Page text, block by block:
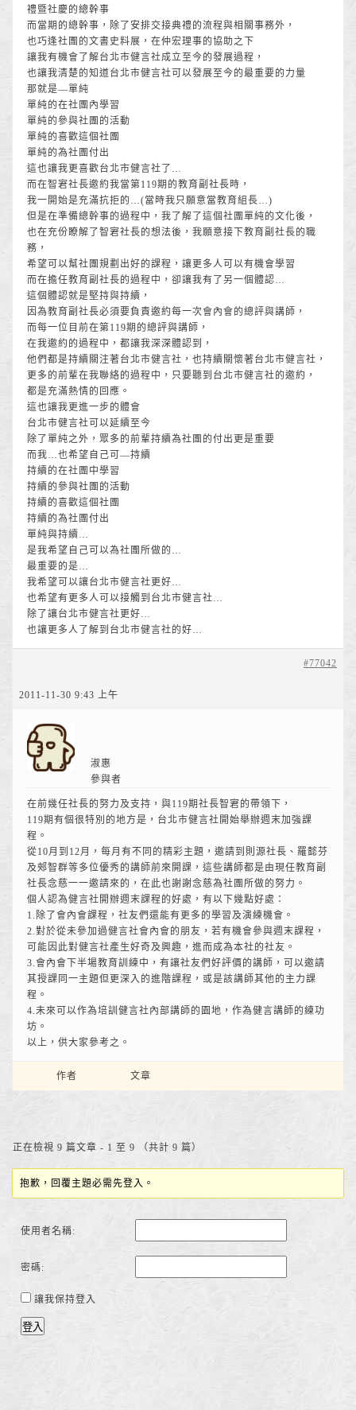
禮暨社慶的總幹事
而當期的總幹事，除了安排交接典禮的流程與相關事務外，
也巧逢社團的文書史料展，在仲宏理事的協助之下
讓我有機會了解台北市健言社成立至今的發展過程，
也讓我清楚的知道台北市健言社可以發展至今的最重要的力量
那就是—單純
單純的在社團內學習
單純的參與社團的活動
單純的喜歡這個社團
單純的為社團付出
這也讓我更喜歡台北市健言社了…
而在智宭社長邀約我當第119期的教育副社長時，
我一開始是充滿抗拒的…(當時我只願意當教育組長…)
但是在準備總幹事的過程中，我了解了這個社團單純的文化後，
也在充份瞭解了智宭社長的想法後，我願意接下教育副社長的職
務，
希望可以幫社團規劃出好的課程，讓更多人可以有機會學習
而在擔任教育副社長的過程中，卻讓我有了另一個體認…
這個體認就是堅持與持續，
因為教育副社長必須要負責邀約每一次會內會的總評與講師，
而每一位目前在第119期的總評與講師，
在我邀約的過程中，都讓我深深體認到，
他們都是持續關注著台北市健言社，也持續關懷著台北市健言社，
更多的前輩在我聯絡的過程中，只要聽到台北市健言社的邀約，
都是充滿熱情的回應。
這也讓我更進一步的體會
台北市健言社可以延續至今
除了單純之外，眾多的前輩持續為社團的付出更是重要
而我…也希望自己可—持續
持續的在社團中學習
持續的參與社團的活動
持續的喜歡這個社團
持續的為社團付出
單純與持續…
是我希望自己可以為社團所做的…
最重要的是…
我希望可以讓台北市健言社更好…
也希望有更多人可以接觸到台北市健言社…
除了讓台北市健言社更好…
也讓更多人了解到台北市健言社的好…
2011-11-30 9:43 上午
#77042
淑惠
參與者
在前幾任社長的努力及支持，與119期社長智宭的帶領下，
119期有個很特別的地方是，台北市健言社開始舉辦週末加強課
程。
從10月到12月，每月有不同的精彩主題，邀請到則源社長、羅懿芬
及郟智群等多位優秀的講師前來開課，這些講師都是由現任教育副
社長念慈一一邀請來的，在此也謝謝念慈為社團所做的努力。
個人認為健言社開辦週末課程的好處，有以下幾點好處：
1.除了會內會課程，社友們還能有更多的學習及演練機會。
2.對於從未參加過健言社會內會的朋友，若有機會參與週末課程，
可能因此對健言社產生好奇及興趣，進而成為本社的社友。
3.會內會下半場教育訓練中，有讓社友們好評價的講師，可以邀請
其授課同一主題但更深入的進階課程，或是該講師其他的主力課
程。
4.未來可以作為培訓健言社內部講師的園地，作為健言講師的練功
坊。
以上，供大家參考之。
作者 文章
正在檢視 9 篇文章 - 1 至 9 （共計 9 篇）
抱歉，回覆主題必需先登入。
使用者名稱:
密碼:
讓我保持登入
登入